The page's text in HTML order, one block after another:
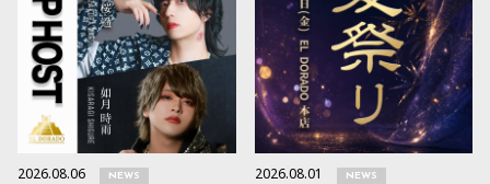
2026.08.06 NEWS 2026.08.01 NEWS